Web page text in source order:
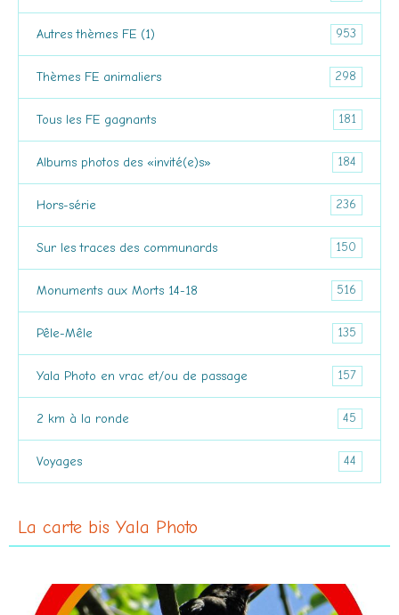
Autres thèmes FE (1) 953
Thèmes FE animaliers 298
Tous les FE gagnants 181
Albums photos des «invité(e)s» 184
Hors-série 236
Sur les traces des communards 150
Monuments aux Morts 14-18 516
Pêle-Mêle 135
Yala Photo en vrac et/ou de passage 157
2 km à la ronde 45
Voyages 44
La carte bis Yala Photo